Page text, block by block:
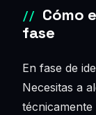
Cómo
fase
En fase de
Necesitas a